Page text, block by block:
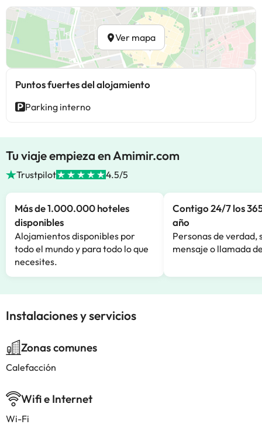
Ver mapa
Puntos fuertes del alojamiento
Parking interno
Tu viaje empieza en Amimir.com
Trustpilot 4.5/5
Más de 1.000.000 hoteles
disponibles
Alojamientos disponibles por
todo el mundo y para todo lo que
necesites.
Contigo 24/7 los
año
Personas de verdad,
mensaje o llamada
Instalaciones y servicios
Zonas comunes
Calefacción
Wifi e Internet
Wi-Fi